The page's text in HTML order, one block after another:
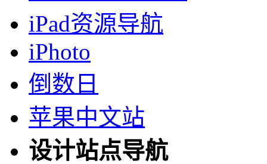
iPad资源导航
iPhoto
倒数日
苹果中文站
设计站点导航